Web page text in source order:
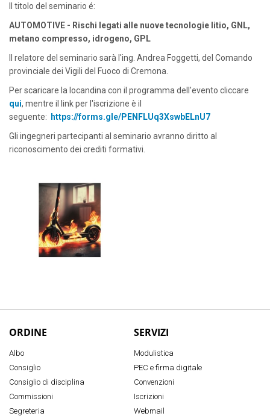
Il titolo del seminario é:
AUTOMOTIVE - Rischi legati alle nuove tecnologie litio, GNL,
metano compresso, idrogeno, GPL
Il relatore del seminario sarà l'ing. Andrea Foggetti, del Comando
provinciale dei Vigili del Fuoco di Cremona.
Per scaricare la locandina con il programma dell'evento cliccare
qui, mentre il link per l'iscrizione è il
seguente:
https://forms.gle/PENFLUq3XswbELnU7
Gli ingegneri partecipanti al seminario avranno diritto al
riconoscimento dei crediti formativi.
ORDINE
Albo
Consiglio
Consiglio di disciplina
Commissioni
Segreteria
SERVIZI
Modulistica
PEC e firma digitale
Convenzioni
Iscrizioni
Webmail